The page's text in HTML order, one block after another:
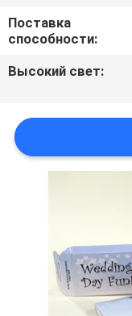
PRIVACY
POLICY
Поставка
способности:
Высокий свет: